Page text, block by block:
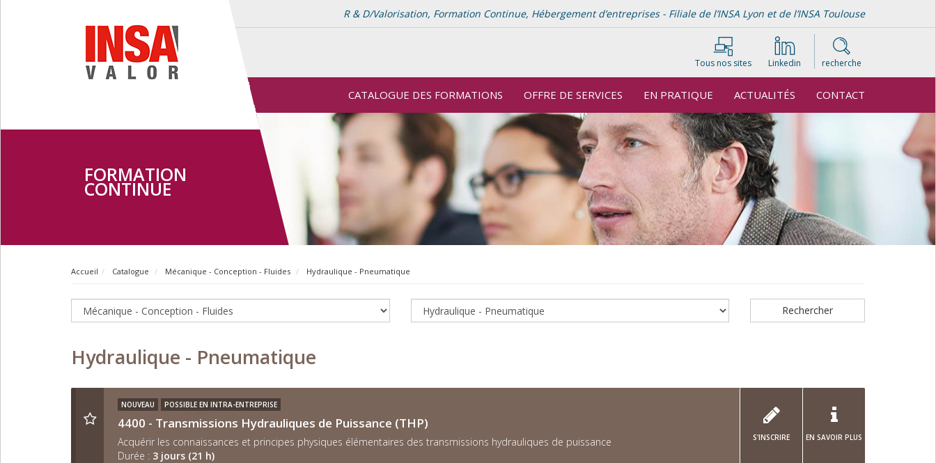
FORMATION
CONTINUE
R & D/Valorisation, Formation Continue, Hébergement d’entreprises - Filiale de l’INSA Lyon et de l’INSA Toulouse
Tous nos sites Linkedin recherche
CATALOGUE DES FORMATIONS OFFRE DE SERVICES EN PRATIQUE ACTUALITÉS CONTACT
Accueil Catalogue Mécanique - Conception - Fluides Hydraulique - Pneumatique
Rechercher
Hydraulique - Pneumatique
EN SAVOIR PLUS
S'INSCRIRE
NOUVEAU POSSIBLE EN INTRA-ENTREPRISE
4400 - Transmissions Hydrauliques de Puissance (THP)
Acquérir les connaissances et principes physiques élémentaires des transmissions hydrauliques de puissance
Durée : 3 jours (21 h)